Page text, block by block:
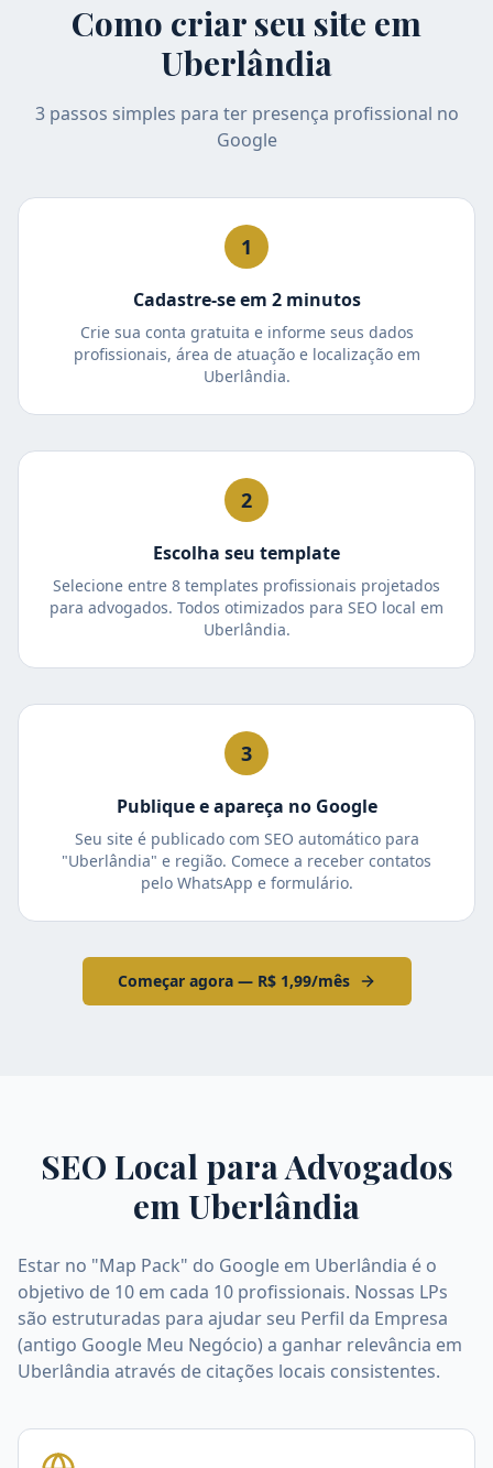
Como criar seu site em
Uberlândia
3 passos simples para ter presença profissional no
Google
1
Cadastre-se em 2 minutos
Crie sua conta gratuita e informe seus dados
profissionais, área de atuação e localização em
Uberlândia.
2
Escolha seu template
Selecione entre 8 templates profissionais projetados
para advogados. Todos otimizados para SEO local em
Uberlândia.
3
Publique e apareça no Google
Seu site é publicado com SEO automático para
"Uberlândia" e região. Comece a receber contatos
pelo WhatsApp e formulário.
Começar agora — R$ 1,99/mês
SEO Local para Advogados
emUberlândia
Estar no "Map Pack" do Google em Uberlândia é o
objetivo de 10 em cada 10 profissionais. Nossas LPs
são estruturadas para ajudar seu Perfil da Empresa
(antigo Google Meu Negócio) a ganhar relevância em
Uberlândia através de citações locais consistentes.